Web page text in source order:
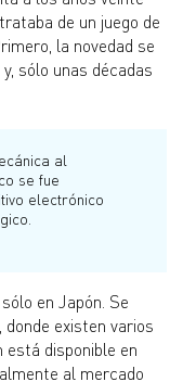
de un juego de
la novedad se
sólo unas décadas
al
se fue
electrónico
en Japón. Se
existen varios
está disponible en
al mercado